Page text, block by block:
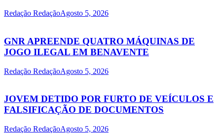
Redação RedaçãoAgosto 5, 2026
GNR APREENDE QUATRO MÁQUINAS DE
JOGO ILEGAL EM BENAVENTE
Redação RedaçãoAgosto 5, 2026
JOVEM DETIDO POR FURTO DE VEÍCULOS E
FALSIFICAÇÃO DE DOCUMENTOS
Redação RedaçãoAgosto 5, 2026